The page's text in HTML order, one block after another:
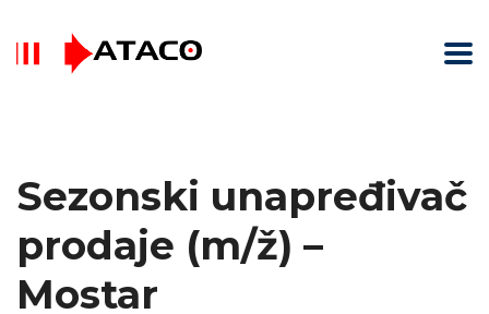
Sezonski unapređivač
prodaje (m/ž) –
Mostar